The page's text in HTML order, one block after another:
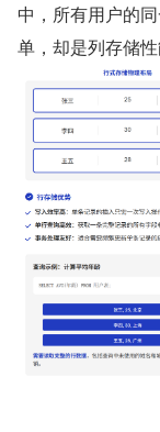
中，所有用户的
单，却是列存储性